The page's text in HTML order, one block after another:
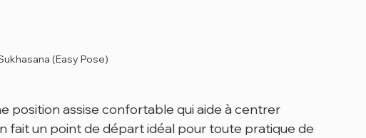
(Easy Pose)
position assise confortable qui aide à centrer
fait un point de départ idéal pour toute pratique de